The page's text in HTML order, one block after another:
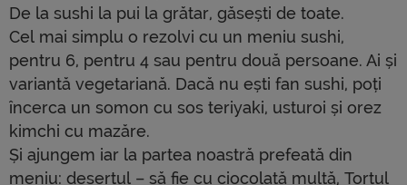
De la sushi la pui la grătar, găsești de toate.
Cel mai simplu o rezolvi cu un meniu sushi,
pentru 6, pentru 4 sau pentru două persoane. Ai și
variantă vegetariană. Dacă nu ești fan sushi, poți
încerca un somon cu sos teriyaki, usturoi și orez
kimchi cu mazăre.
Și ajungem iar la partea noastră prefeată din
meniu: desertul – să fie cu ciocolată multă, Tortul